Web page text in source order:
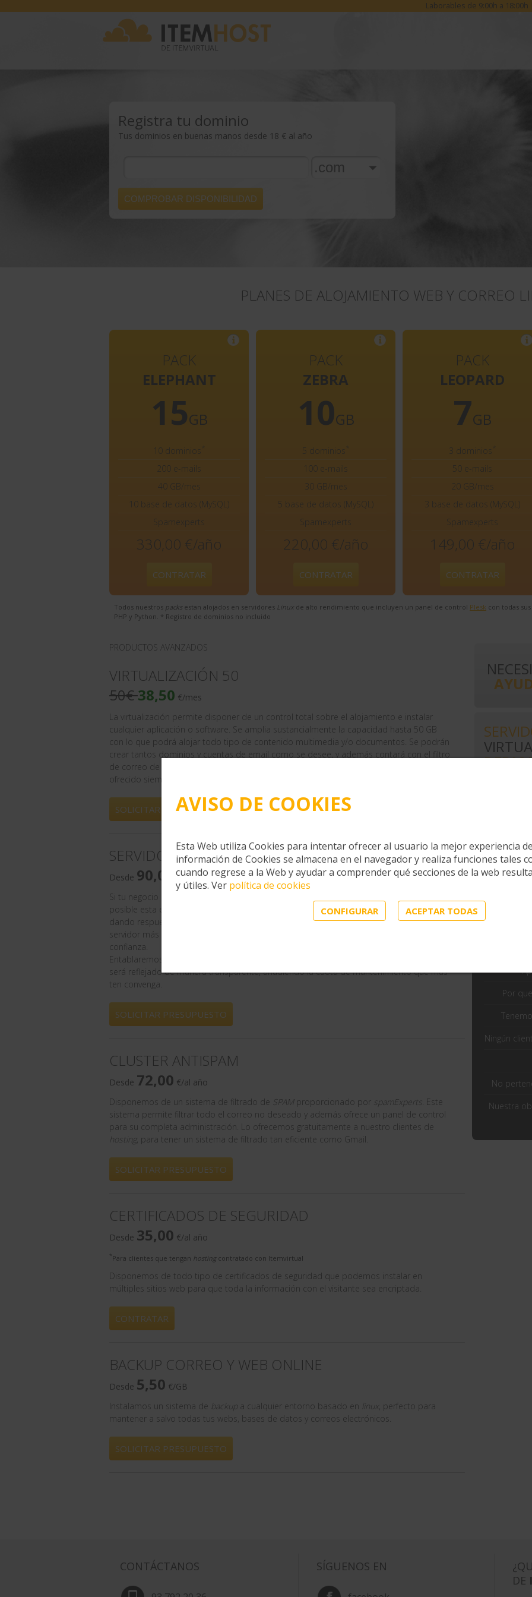
Laborables de 9:00h a 18:00h |
Registra tu dominio
Tus dominios en buenas manos desde 18 € al año
COMPROBAR DISPONIBILIDAD
PLANES DE ALOJAMIENTO WEB Y CORREO
PACK
ELEPHANT
15GB
10 dominios *
200 e-mails
40 GB/mes
10 base de datos (MySQL)
Spamexperts
330,00 €/año
CONTRATAR
PACK
ZEBRA
10GB
5 dominios *
100 e-mails
30 GB/mes
5 base de datos (MySQL)
Spamexperts
220,00 €/año
CONTRATAR
PACK
LEOPARD
7GB
3 dominios *
50 e-mails
20 GB/mes
3 base de datos (MySQL)
Spamexperts
149,00 €/año
CONTRATAR
Todos nuestros packs estan alojados en servidores Linux de alto rendimiento que incluyen un panel de control Plesk con todas
PHP y Python. * Registro de dominios no incluido
PRODUCTOS AVANZADOS
VIRTUALIZACIÓN 50
50€38,50 €/mes
La virtualización permite disponer de un control total sobre el alojamiento e instalar
cualquier aplicación o software. Se amplia sustancialmente la capacidad hasta 50 GB
con lo que podrá alojar todo tipo de contenido multimedia y/o documentos. Se podrán
crear tantos dominios y cuentas de email como se desee, y además contará con el filtro
de correo de
ofrecido siempre.
SOLICITAR PRESUPUESTO
SERVIDOR DEDICADO ADMINISTRADO
Desde 90,00
€/mes
Si tu negocio o empresa necesita un alto nivel de seguridad y el mayor rendimiento
posible esta es tu modalidad. Seremos tu aliado, manteniendo tu servidor al día y
dando respuesta humana a cualquier incidencia. Además te ayudaremos a escoger el
servidor más adecuado a tus necesidades junto a nuestros centros de datos de
confianza.
Entablaremos un trato de máxima transparencia, donde el coste del servidor dedicado
será reflejado de manera transparente, añadiendo la cuota de mantenimiento que más
ten convenga.
SOLICITAR PRESUPUESTO
CLUSTER ANTISPAM
Desde 72,00 €/al año
Disponemos de un sistema de filtrado de SPAMproporcionado por spamExperts . Este
sistema permite filtrar todo el correo no deseado y además ofrece un panel de control
para su completa administración. Lo ofrecemos gratuitamente a nuestro clientes de
hosting, para tener un sistema de filtrado tan eficiente como Gmail.
SOLICITAR PRESUPUESTO
CERTIFICADOS DE SEGURIDAD
Desde 35,00 €/al año
*Para clientes que tengan hosting contratado con Itemvirtual
Disponemos de todo tipo de certificados de seguridad que podemos instalar en
múltiples sitios web para que toda la información con el visitante sea encriptada.
CONTRATAR
BACKUP CORREO Y WEB ONLINE
Desde 5,50 €/GB
Instalamos un sistema de backup a cualquier entorno basado en linux, perfecto para
mantener a salvo todas tus webs, bases de datos y correos electrónicos.
SOLICITAR PRESUPUESTO
Por
Ningún
No
Nuestra
CONTÁCTANOS SÍGUENOS EN
DE
AVISO DE COOKIES
Esta Web utiliza Cookies para intentar ofrecer al usuario la mejor experiencia
información de Cookies se almacena en el navegador y realiza funciones tales
cuando regrese a la Web y ayudar a comprender qué secciones de la web
y útiles. Ver política de cookies
CONFIGURAR ACEPTAR TODAS